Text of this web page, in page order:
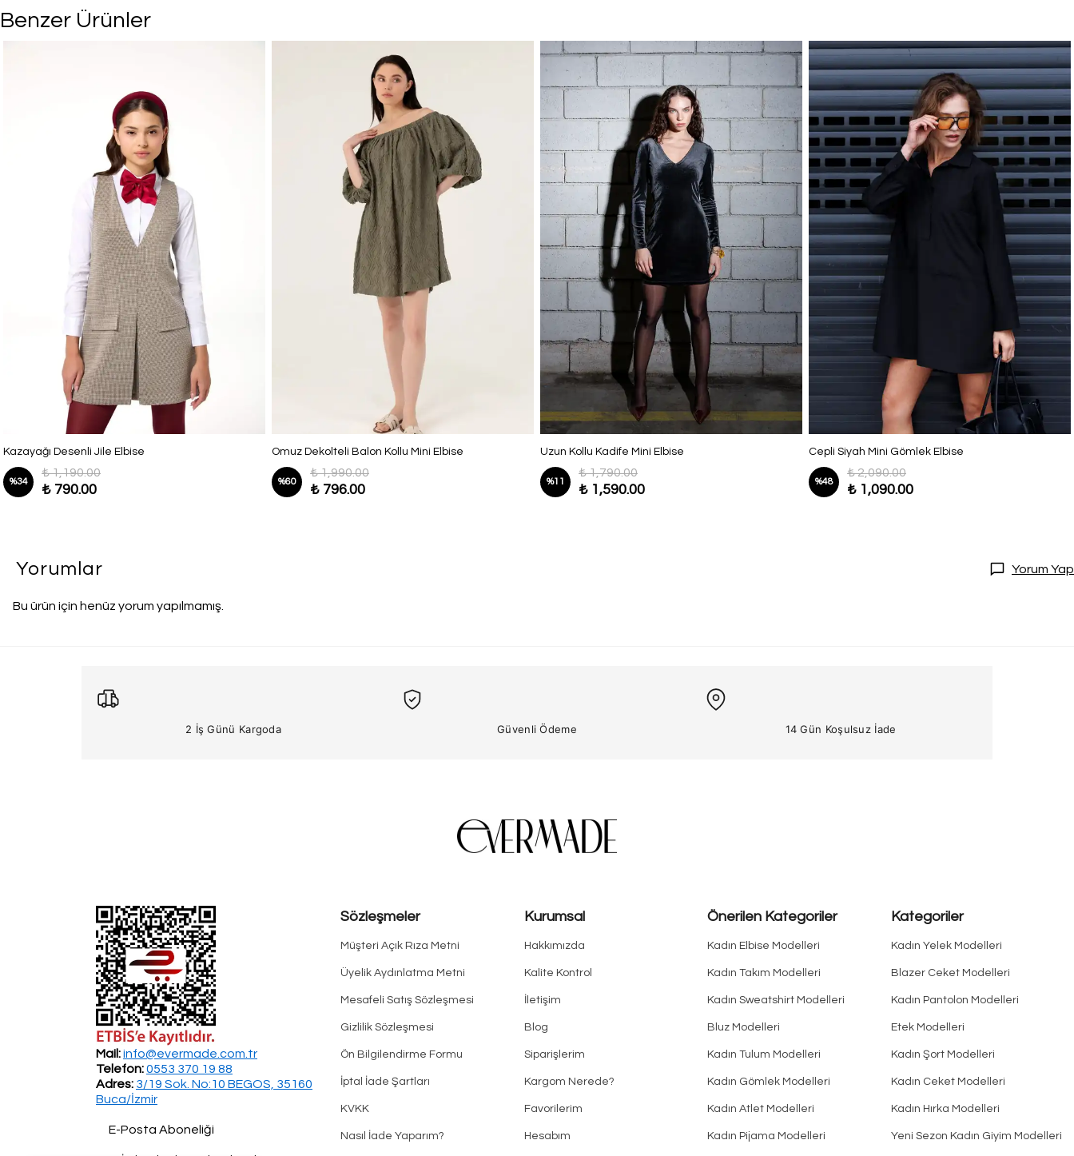
Benzer Ürünler
Kazayağı Desenli Jile Elbise
%34
₺ 1,190.00
₺ 790.00
Omuz Dekolteli Balon Kollu Mini Elbise
%60
₺ 1,990.00
₺ 796.00
Uzun Kollu Kadife Mini Elbise
%11
₺ 1,790.00
₺ 1,590.00
Cepli Siyah Mini Gömlek Elbise
%48
₺ 2,090.00
₺ 1,090.00
Yorumlar Yorum Yap
Bu ürün için henüz yorum yapılmamış.
2 İş Günü Kargoda Güvenli Ödeme 14 Gün Koşulsuz İade
Sözleşmeler
Müşteri Açık Rıza Metni
Üyelik Aydınlatma Metni
Mesafeli Satış Sözleşmesi
Gizlilik Sözleşmesi
Ön Bilgilendirme Formu
İptal İade Şartları
KVKK
Nasıl İade Yaparım?
Kurumsal
Hakkımızda
Kalite Kontrol
İletişim
Blog
Siparişlerim
Kargom Nerede?
Favorilerim
Hesabım
Önerilen Kategoriler
Kadın Elbise Modelleri
Kadın Takım Modelleri
Kadın Sweatshirt Modelleri
Bluz Modelleri
Kadın Tulum Modelleri
Kadın Gömlek Modelleri
Kadın Atlet Modelleri
Kadın Pijama Modelleri
Kategoriler
Kadın Yelek Modelleri
Blazer Ceket Modelleri
Kadın Pantolon Modelleri
Etek Modelleri
Kadın Şort Modelleri
Kadın Ceket Modelleri
Kadın Hırka Modelleri
Yeni Sezon Kadın Giyim Modelleri
Mail:info@evermade.com.tr
Telefon:0553 370 19 88
Adres: 3/19 Sok. No:10 BEGOS, 35160
Buca/İzmir
E-Posta Aboneliği